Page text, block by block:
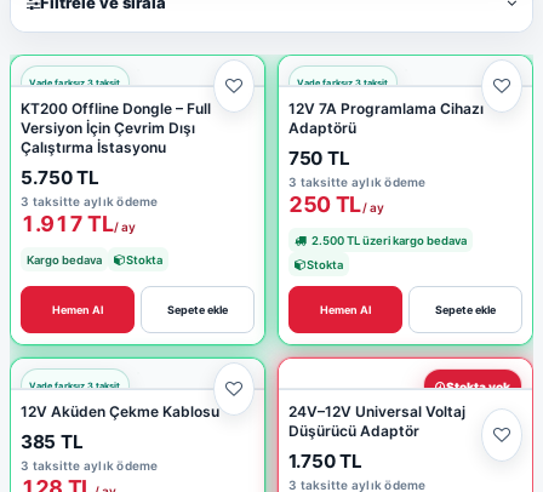
KT200 Offline Dongle – Full
Versiyon İçin Çevrim Dışı
Çalıştırma İstasyonu
5.750 TL
3 taksitte aylık ödeme
1.917 TL/ ay
Kargo bedava Stokta
Sepete ekle
Hemen Al
12V 7A Programlama Cihazı
Adaptörü
750 TL
3 taksitte aylık ödeme
250 TL/ ay
2.500 TL üzeri kargo bedava
Stokta
Sepete ekle
Hemen Al
12V Aküden Çekme Kablosu
385 TL
3 taksitte aylık ödeme
Stokta yok
24V–12V Universal Voltaj
Düşürücü Adaptör
1.750 TL
3 taksitte aylık ödeme